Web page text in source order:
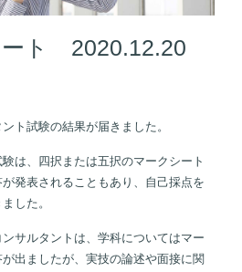
ート 2020.12.20
ト試験の結果が届きました。
は、四択または五択のマークシート
発表されることもあり、自己採点を
した。
サルタントは、学科についてはマー
出ましたが、実技の論述や面接に関